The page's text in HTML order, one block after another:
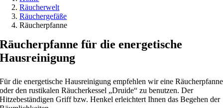
Räucherwelt
Räuchergefäße
Räucherpfanne
Räucherpfanne für die energetische
Hausreinigung
Für die energetische Hausreinigung empfehlen wir eine Räucherpfanne
oder den rustikalen Räucherkessel „Druide“ zu benutzen. Der
Hitzebeständigen Griff bzw. Henkel erleichtert Ihnen das Begehen der